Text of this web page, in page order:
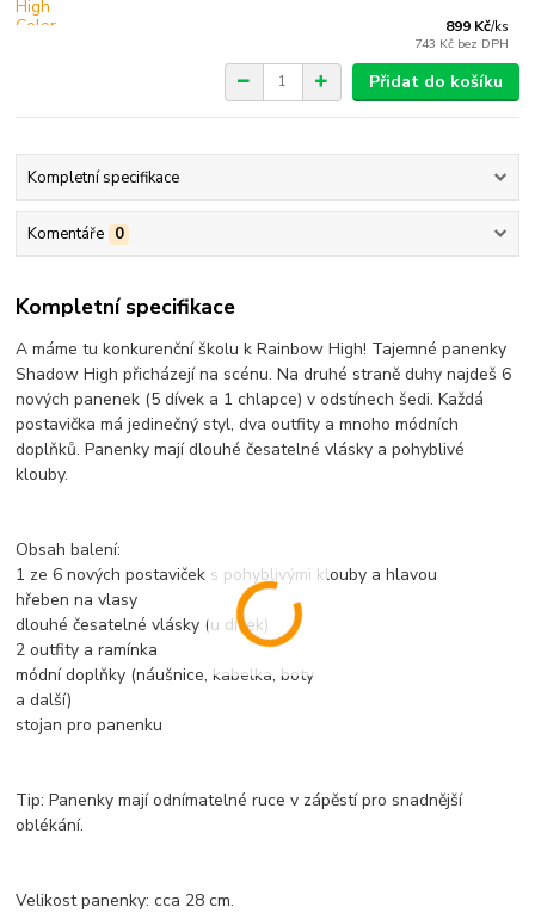
899 Kč/ks
743 Kč bez DPH
Přidat do košíku
Kompletní specifikace
Komentáře 0
Kompletní specifikace
A máme tu konkurenční školu k Rainbow High! Tajemné panenky
Shadow High přicházejí na scénu. Na druhé straně duhy najdeš 6
nových panenek (5 dívek a 1 chlapce) v odstínech šedi. Každá
postavička má jedinečný styl, dva outfity a mnoho módních
doplňků. Panenky mají dlouhé česatelné vlásky a pohyblivé
klouby.
Obsah balení:
1 ze 6 nových postaviček s pohyblivými klouby a hlavou
hřeben na vlasy
dlouhé česatelné vlásky (u dívek)
2 outfity a ramínka
módní doplňky (náušnice, kabelka, boty
a další)
stojan pro panenku
Tip: Panenky mají odnímatelné ruce v zápěstí pro snadnější
oblékání.
Velikost panenky: cca 28 cm.